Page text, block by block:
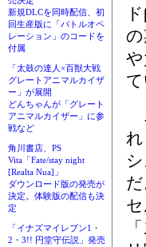
新規DLCを同時配信、初
回生産版に「バトルオペ
レーション」のコードを
付属
「太鼓の達人×百獣大戦
グレートアニマルカイザ
ー」が展開
どんちゃんが「グレート
アニマルカイザー」に参
戦など
角川書店、PS
Vita「Fate/stay night
[Realta Nua]」
ダウンロード版の発売が
決定。体験版の配信も決
定
「イナズマイレブン1・
2・3!! 円堂守伝説」発売
て